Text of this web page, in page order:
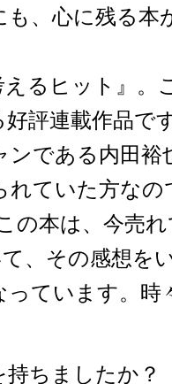
、心に残る本
えるヒット』。
評連載作品で
ンである内田裕
れていた方な
の本は、今売
、その感想を
ています。時
ちましたか？